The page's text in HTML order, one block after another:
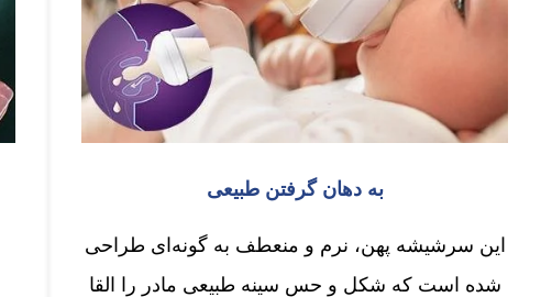
به دهان گرفتن طبیعی
این سرشیشه پهن، نرم و منعطف به گونه‌ای طراحی
شده است که شکل و حس سینه طبیعی مادر را القا